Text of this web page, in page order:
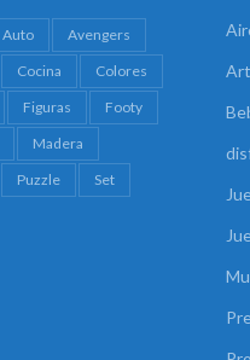
Auto
Avengers
Cocina
Colores
Figuras
Footy
Madera
Puzzle
Set